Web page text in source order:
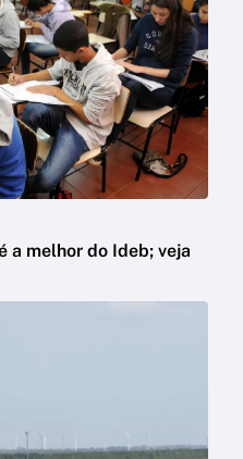
a melhor do Ideb; veja